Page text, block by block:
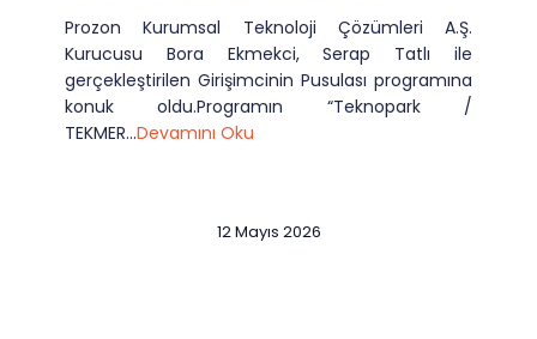
Prozon Kurumsal Teknoloji Çözümleri A.Ş.
Kurucusu Bora Ekmekci, Serap Tatlı ile
gerçekleştirilen Girişimcinin Pusulası programına
konuk oldu.Programın “Teknopark /
TEKMER...Devamını Oku
12 Mayıs 2026